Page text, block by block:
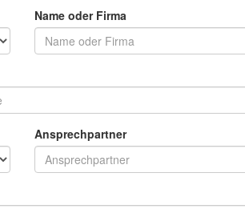
Name oder Firma
Ansprechpartner